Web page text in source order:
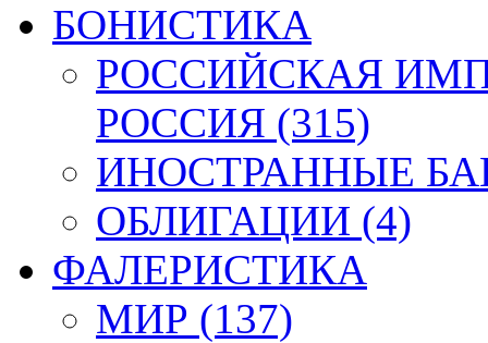
БОНИСТИКА
РОССИЙСКАЯ
РОССИЯ (315)
ИНОСТРАННЫЕ
ОБЛИГАЦИИ (4)
ФАЛЕРИСТИКА
МИР (137)